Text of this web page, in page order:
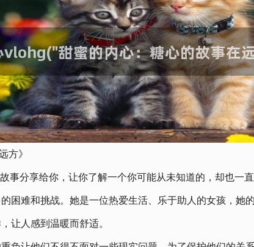
方》
事分享给你，让你了解一个你可能从未知道的，却也一
困难和挑战。她是一位热爱生活、乐于助人的女孩，她
让人感到温暖而舒适。